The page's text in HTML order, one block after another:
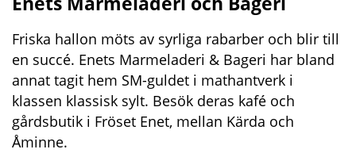
Friska hallon möts av syrliga rabarber och blir till
en succé. Enets Marmeladeri & Bageri har bland
annat tagit hem SM-guldet i mathantverk i
klassen klassisk sylt. Besök deras kafé och
gårdsbutik i Fröset Enet, mellan Kärda och
Åminne.